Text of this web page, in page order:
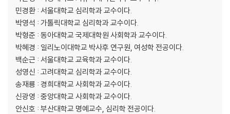
06 한국의 외모 지상주의와 청소년의 정신 건강
ㆍ 미주 및 참고문헌
민경환 : 서울대학교 심리학과 교수이다.
박영석 : 가톨릭대학교 심리학과 교수이다.
박형준 : 동아대학교 국제대학원 사회학과 교수이다.
박혜경 : 일리노이대학교 박사후 연구원, 여성학 전공이다.
백순근 : 서울대학교 교육학과 교수이다.
성영신 : 고려대학교 심리학과 교수이다.
송재룡 : 경희대학교 사회학과 교수이다.
신광영 : 중앙대학교 사회학과 교수이다.
안신호 : 부산대학교 명예교수, 심리학 전공이다.